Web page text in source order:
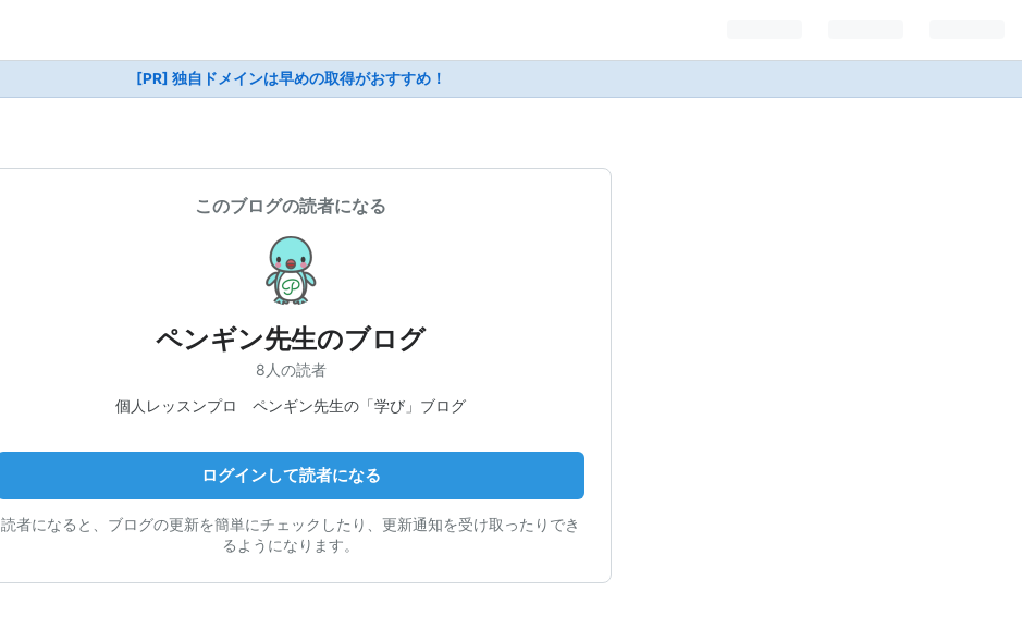
[PR] 独自ドメインは早めの取得がおすすめ！
このブログの読者になる
ペンギン先生のブログ
8人の読者
個人レッスンプロ ペンギン先生の「学び」ブログ
ログインして読者になる
読者になると、ブログの更新を簡単にチェックしたり、更新通知を受け取ったりでき
るようになります。